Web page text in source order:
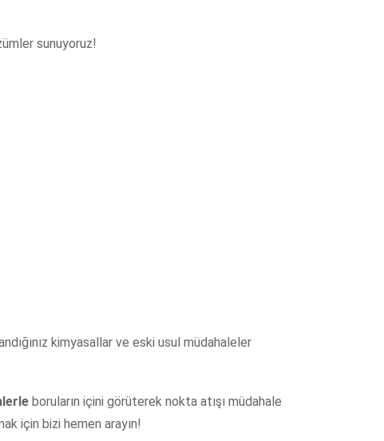
sunuyoruz!
kimyasallar ve eski usul müdahaleler
boruların içini görüterek nokta atışı müdahale
için bizi hemen arayın!